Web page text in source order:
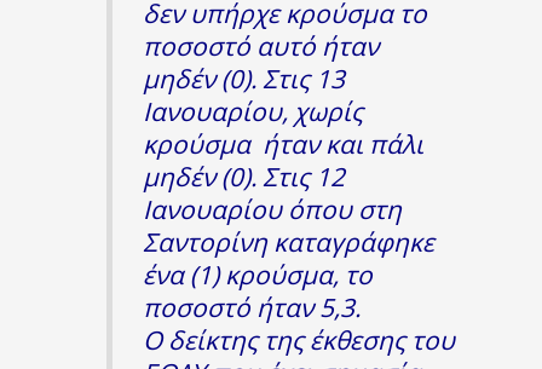
δεν υπήρχε κρούσμα το
ποσοστό αυτό ήταν
μηδέν (0). Στις 13
Ιανουαρίου, χωρίς
κρούσμα ήταν και πάλι
μηδέν (0). Στις 12
Ιανουαρίου όπου στη
Σαντορίνη καταγράφηκε
ένα (1) κρούσμα, το
ποσοστό ήταν 5,3.
Ο δείκτης της έκθεσης του